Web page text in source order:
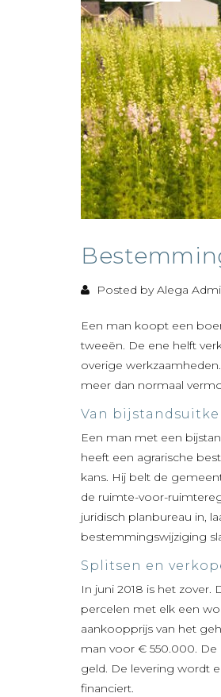
Posted by Alega
Een man koopt een
tweeën. De ene helft
overige
meer dan normaal
Van
Een man met een
heeft een agrarische
kans. Hij belt de
de ruimte-voor-
juridisch planbureau in,
bestemmingswijziging
Splitsen en
In juni 2018 is het
percelen met elk een
aankoopprijs van het
man voor € 550.000.
geld. De levering wordt
financiert.